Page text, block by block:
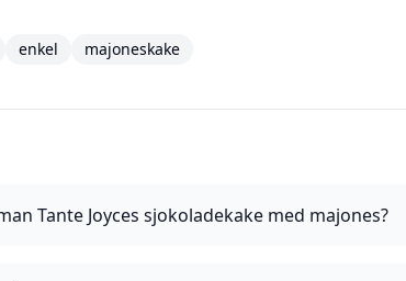
enkel majoneskake
Tante Joyces sjokoladekake med majones?